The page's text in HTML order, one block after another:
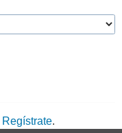
Regístrate.